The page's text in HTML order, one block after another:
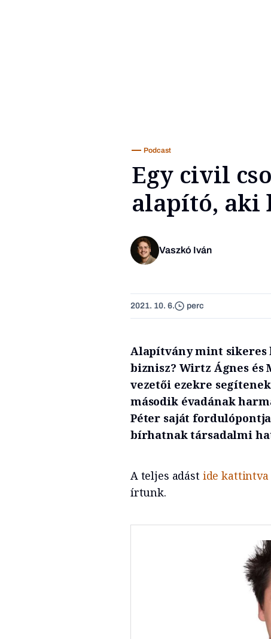
Podcast
Egy civil
alapító, aki
Vaszkó Iván
2021. 10. 6. perc
Alapítvány mint sikeres
biznisz? Wirtz Ágnes és
vezetői ezekre
második évadának
Péter saját
bírhatnak társadalmi
A teljes adást ide kattintva
írtunk.